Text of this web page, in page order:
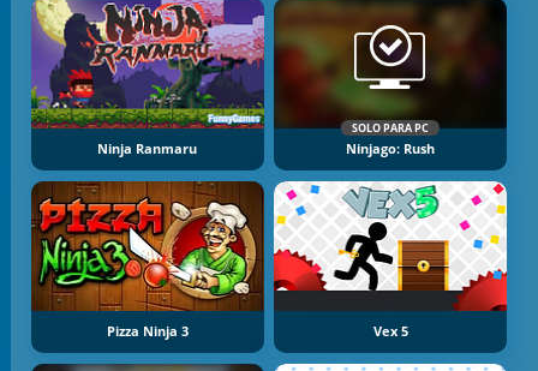
Ninja Ranmaru
SOLO PARA PC
Ninjago: Rush
Pizza Ninja 3 Vex 5